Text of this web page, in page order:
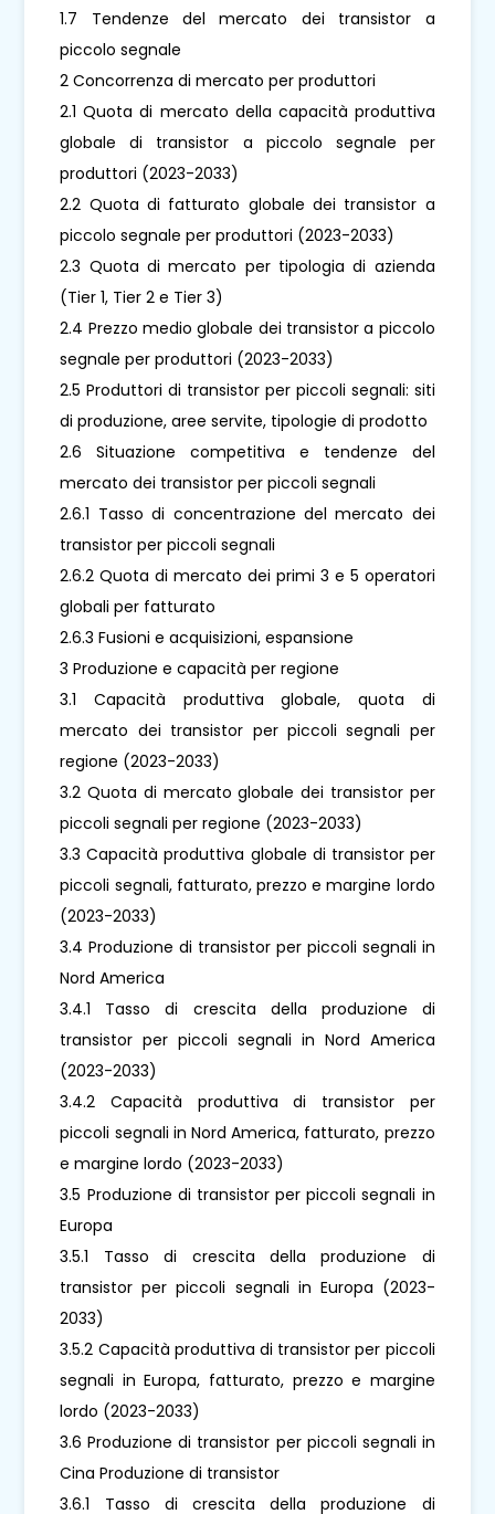
1.7 Tendenze del mercato dei transistor a
piccolo segnale
2 Concorrenza di mercato per produttori
2.1 Quota di mercato della capacità produttiva
globale di transistor a piccolo segnale per
produttori (2023-2033)
2.2 Quota di fatturato globale dei transistor a
piccolo segnale per produttori (2023-2033)
2.3 Quota di mercato per tipologia di azienda
(Tier 1, Tier 2 e Tier 3)
2.4 Prezzo medio globale dei transistor a piccolo
segnale per produttori (2023-2033)
2.5 Produttori di transistor per piccoli segnali: siti
di produzione, aree servite, tipologie di prodotto
2.6 Situazione competitiva e tendenze del
mercato dei transistor per piccoli segnali
2.6.1 Tasso di concentrazione del mercato dei
transistor per piccoli segnali
2.6.2 Quota di mercato dei primi 3 e 5 operatori
globali per fatturato
2.6.3 Fusioni e acquisizioni, espansione
3 Produzione e capacità per regione
3.1 Capacità produttiva globale, quota di
mercato dei transistor per piccoli segnali per
regione (2023-2033)
3.2 Quota di mercato globale dei transistor per
piccoli segnali per regione (2023-2033)
3.3 Capacità produttiva globale di transistor per
piccoli segnali, fatturato, prezzo e margine lordo
(2023-2033)
3.4 Produzione di transistor per piccoli segnali in
Nord America
3.4.1 Tasso di crescita della produzione di
transistor per piccoli segnali in Nord America
(2023-2033)
3.4.2 Capacità produttiva di transistor per
piccoli segnali in Nord America, fatturato, prezzo
e margine lordo (2023-2033)
3.5 Produzione di transistor per piccoli segnali in
Europa
3.5.1 Tasso di crescita della produzione di
transistor per piccoli segnali in Europa (2023-
2033)
3.5.2 Capacità produttiva di transistor per piccoli
segnali in Europa, fatturato, prezzo e margine
lordo (2023-2033)
3.6 Produzione di transistor per piccoli segnali in
Cina Produzione di transistor
3.6.1 Tasso di crescita della produzione di